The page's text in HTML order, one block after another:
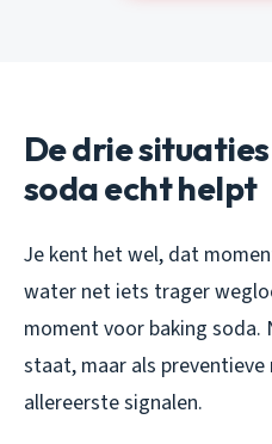
De drie
soda echt helpt
Je kent het wel, dat
water net iets trager
moment voor baking
staat, maar als
allereerste signalen.